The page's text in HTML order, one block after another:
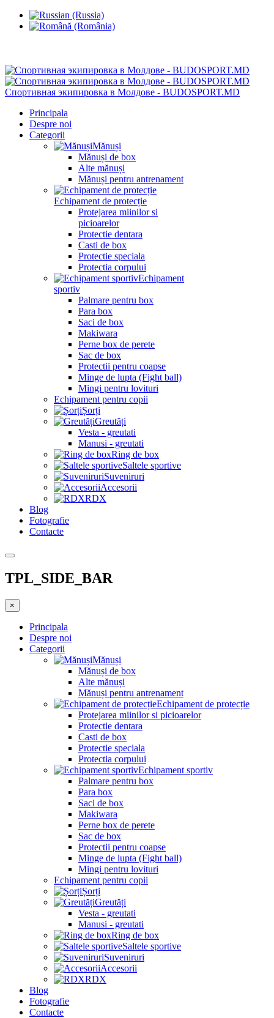
Спортивная экипировка в Молдове - BUDOSPORT.MD
Principala
Despre noi
Categorii
Mănuși
Mănuși de box
Alte mănuși
Mănuși pentru antrenament
Echipament de protecție
Protejarea miinilor si
picioarelor
Protectie dentara
Casti de box
Protectie speciala
Protectia corpului
Echipament
sportiv
Palmare pentru box
Para box
Saci de box
Makiwara
Perne box de perete
Sac de box
Protectii pentru coapse
Minge de lupta (Fight ball)
Mingi pentru lovituri
Echipament pentru copii
Șorți
Greutăți
Vesta - greutati
Manusi - greutati
Ring de box
Saltele sportive
Suveniruri
Accesorii
RDX
Blog
Fotografie
Contacte
TPL_SIDE_BAR
×
Principala
Despre noi
Categorii
Mănuși
Mănuși de box
Alte mănuși
Mănuși pentru antrenament
Echipament de protecție
Protejarea miinilor si picioarelor
Protectie dentara
Casti de box
Protectie speciala
Protectia corpului
Echipament sportiv
Palmare pentru box
Para box
Saci de box
Makiwara
Perne box de perete
Sac de box
Protectii pentru coapse
Minge de lupta (Fight ball)
Mingi pentru lovituri
Echipament pentru copii
Șorți
Greutăți
Vesta - greutati
Manusi - greutati
Ring de box
Saltele sportive
Suveniruri
Accesorii
RDX
Blog
Fotografie
Contacte